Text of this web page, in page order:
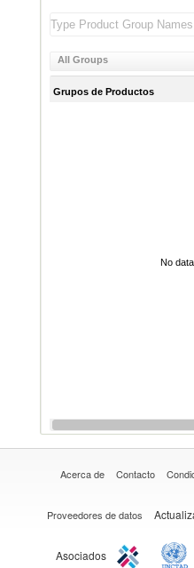
All Groups
Grupos de Productos
No
Acerca de Contacto
Proveedores de datos
Asociados